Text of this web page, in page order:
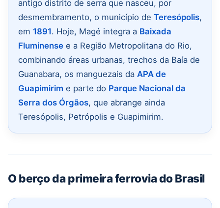
antigo distrito de serra que nasceu, por
desmembramento, o município de Teresópolis,
em 1891. Hoje, Magé integra a Baixada
Fluminense e a Região Metropolitana do Rio,
combinando áreas urbanas, trechos da Baía de
Guanabara, os manguezais da APA de
Guapimirim e parte do Parque Nacional da
Serra dos Órgãos, que abrange ainda
Teresópolis, Petrópolis e Guapimirim.
O berço da primeira ferrovia do Brasil